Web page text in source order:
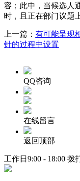
容；此中，当候选人
时，且正在部门议题
上一篇： 有可能呈现
针的过程中设置
QQ咨询
在线留言
返回顶部
工作日9:00 - 18:00 拨